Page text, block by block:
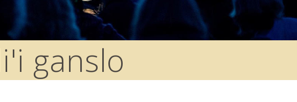
ganslo